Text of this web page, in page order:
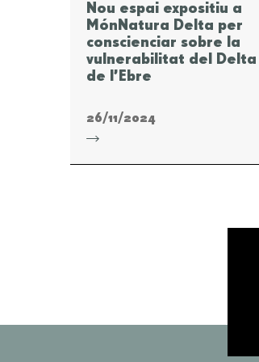
Nou espai expositiu a
MónNatura Delta per
conscienciar sobre la
vulnerabilitat del Delta
de l’Ebre
26/11/2024